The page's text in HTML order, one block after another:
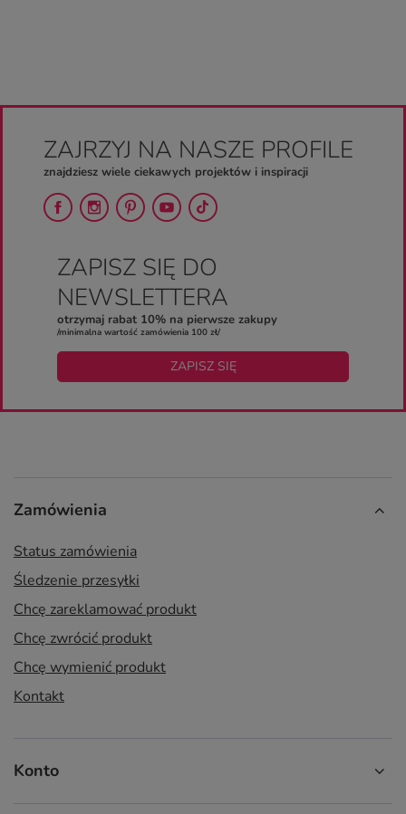
ZAJRZYJ NA NASZE PROFILE
znajdziesz wiele ciekawych projektów i inspiracji
ZAPISZ SIĘ DO
NEWSLETTERA
otrzymaj rabat 10% na pierwsze zakupy
/minimalna wartość zamówienia 100 zł/
ZAPISZ SIĘ
Zamówienia
Status zamówienia
Śledzenie przesyłki
Chcę zareklamować produkt
Chcę zwrócić produkt
Chcę wymienić produkt
Kontakt
Konto